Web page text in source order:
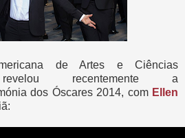
de Artes e Ciências
revelou recentemente a
dos Óscares 2014, com Ellen